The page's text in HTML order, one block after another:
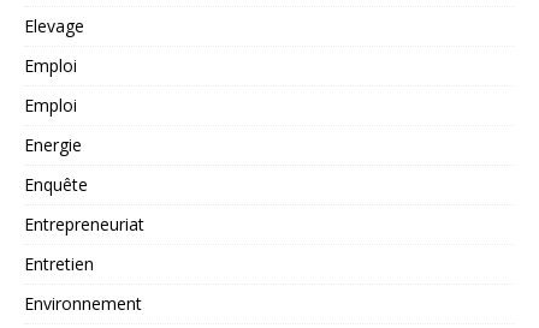
Elevage
Emploi
Emploi
Energie
Enquête
Entrepreneuriat
Entretien
Environnement